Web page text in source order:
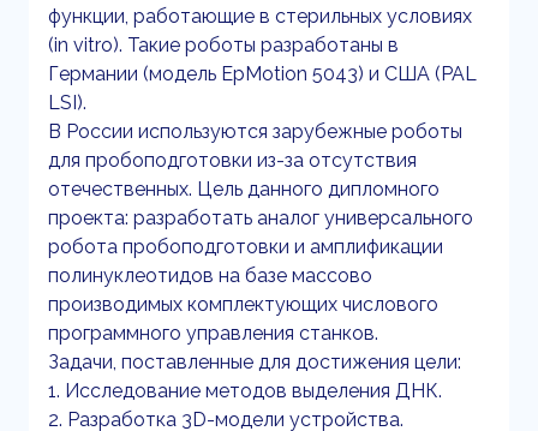
функции, работающие в стерильных условиях
(in vitro). Такие роботы разработаны в
Германии (модель EpMotion 5043) и США (PAL
LSI).
В России используются зарубежные роботы
для пробоподготовки из-за отсутствия
отечественных. Цель данного дипломного
проекта: разработать аналог универсального
робота пробоподготовки и амплификации
полинуклеотидов на базе массово
производимых комплектующих числового
программного управления станков.
Задачи, поставленные для достижения цели:
1. Исследование методов выделения ДНК.
2. Разработка 3D-модели устройства.